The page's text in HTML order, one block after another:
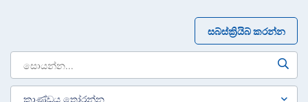
සබ්ස්ක්‍රියිබ් කරන්න